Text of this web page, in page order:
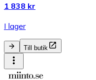
1 838 kr
I lager
Till butik